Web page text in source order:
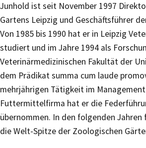
Junhold ist seit November 1997
Gartens Leipzig und Geschäftsführer
Von 1985 bis 1990 hat er in Leipzig
studiert und im Jahre 1994 als
Veterinärmedizinischen Fakultät der
dem Prädikat summa cum laude
mehrjährigen Tätigkeit im
Futtermittelfirma hat er die
übernommen. In den folgenden
die Welt-Spitze der Zoologischen